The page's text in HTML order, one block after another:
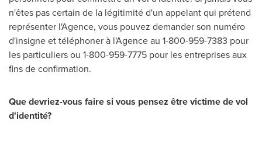
n'êtes pas certain de la légitimité d'un appelant qui prétend
représenter l'Agence, vous pouvez demander son numéro
d'insigne et téléphoner à l'Agence au 1-800-959-7383 pour
les particuliers ou 1-800-959-7775 pour les entreprises aux
fins de confirmation.
Que devriez-vous faire si vous pensez être victime de vol
d'identité?